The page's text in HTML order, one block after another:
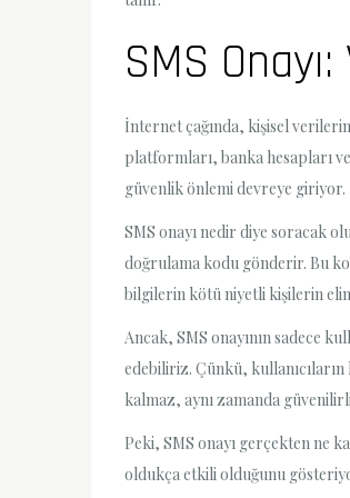
SMS
İnternet çağında, kişisel
platformları, banka hesapları
güvenlik önlemi devreye giriyor.
SMS onayı nedir diye soracak
doğrulama kodu gönderir. Bu
bilgilerin kötü niyetli kişilerin
Ancak, SMS onayının sadece
edebiliriz. Çünkü,
kalmaz, aynı zamanda
Peki, SMS onayı gerçekten ne
oldukça etkili olduğunu